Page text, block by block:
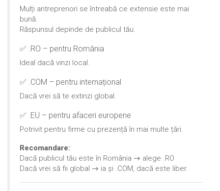
Mulți antreprenori se întreabă ce extensie este mai
bună.
Răspunsul depinde de publicul tău.
✅ .RO – pentru România
Ideal dacă vinzi local.
✅ .COM – pentru internațional
Dacă vrei să te extinzi global.
✅ .EU – pentru afaceri europene
Potrivit pentru firme cu prezență în mai multe țări.
Recomandare:
Dacă publicul tău este în România → alege .RO
Dacă vrei să fii global → ia și .COM, dacă este liber.